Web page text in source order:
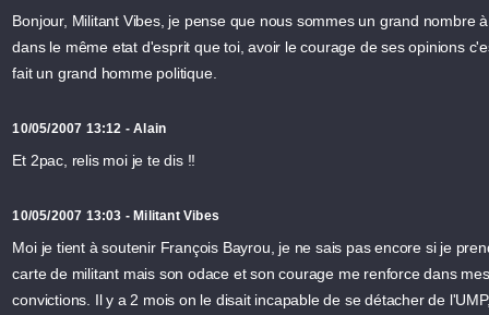
Bonjour, Militant Vibes, je pense que nous sommes un grand nombre
dans le même etat d'esprit que toi, avoir le courage de ses opinions
fait un grand homme politique.
10/05/2007 13:12 - Alain
Et 2pac, relis moi je te dis !!
10/05/2007 13:03 - Militant Vibes
Moi je tient à soutenir François Bayrou, je ne sais pas encore si je
carte de militant mais son odace et son courage me renforce dans mes
convictions. Il y a 2 mois on le disait incapable de se détacher de